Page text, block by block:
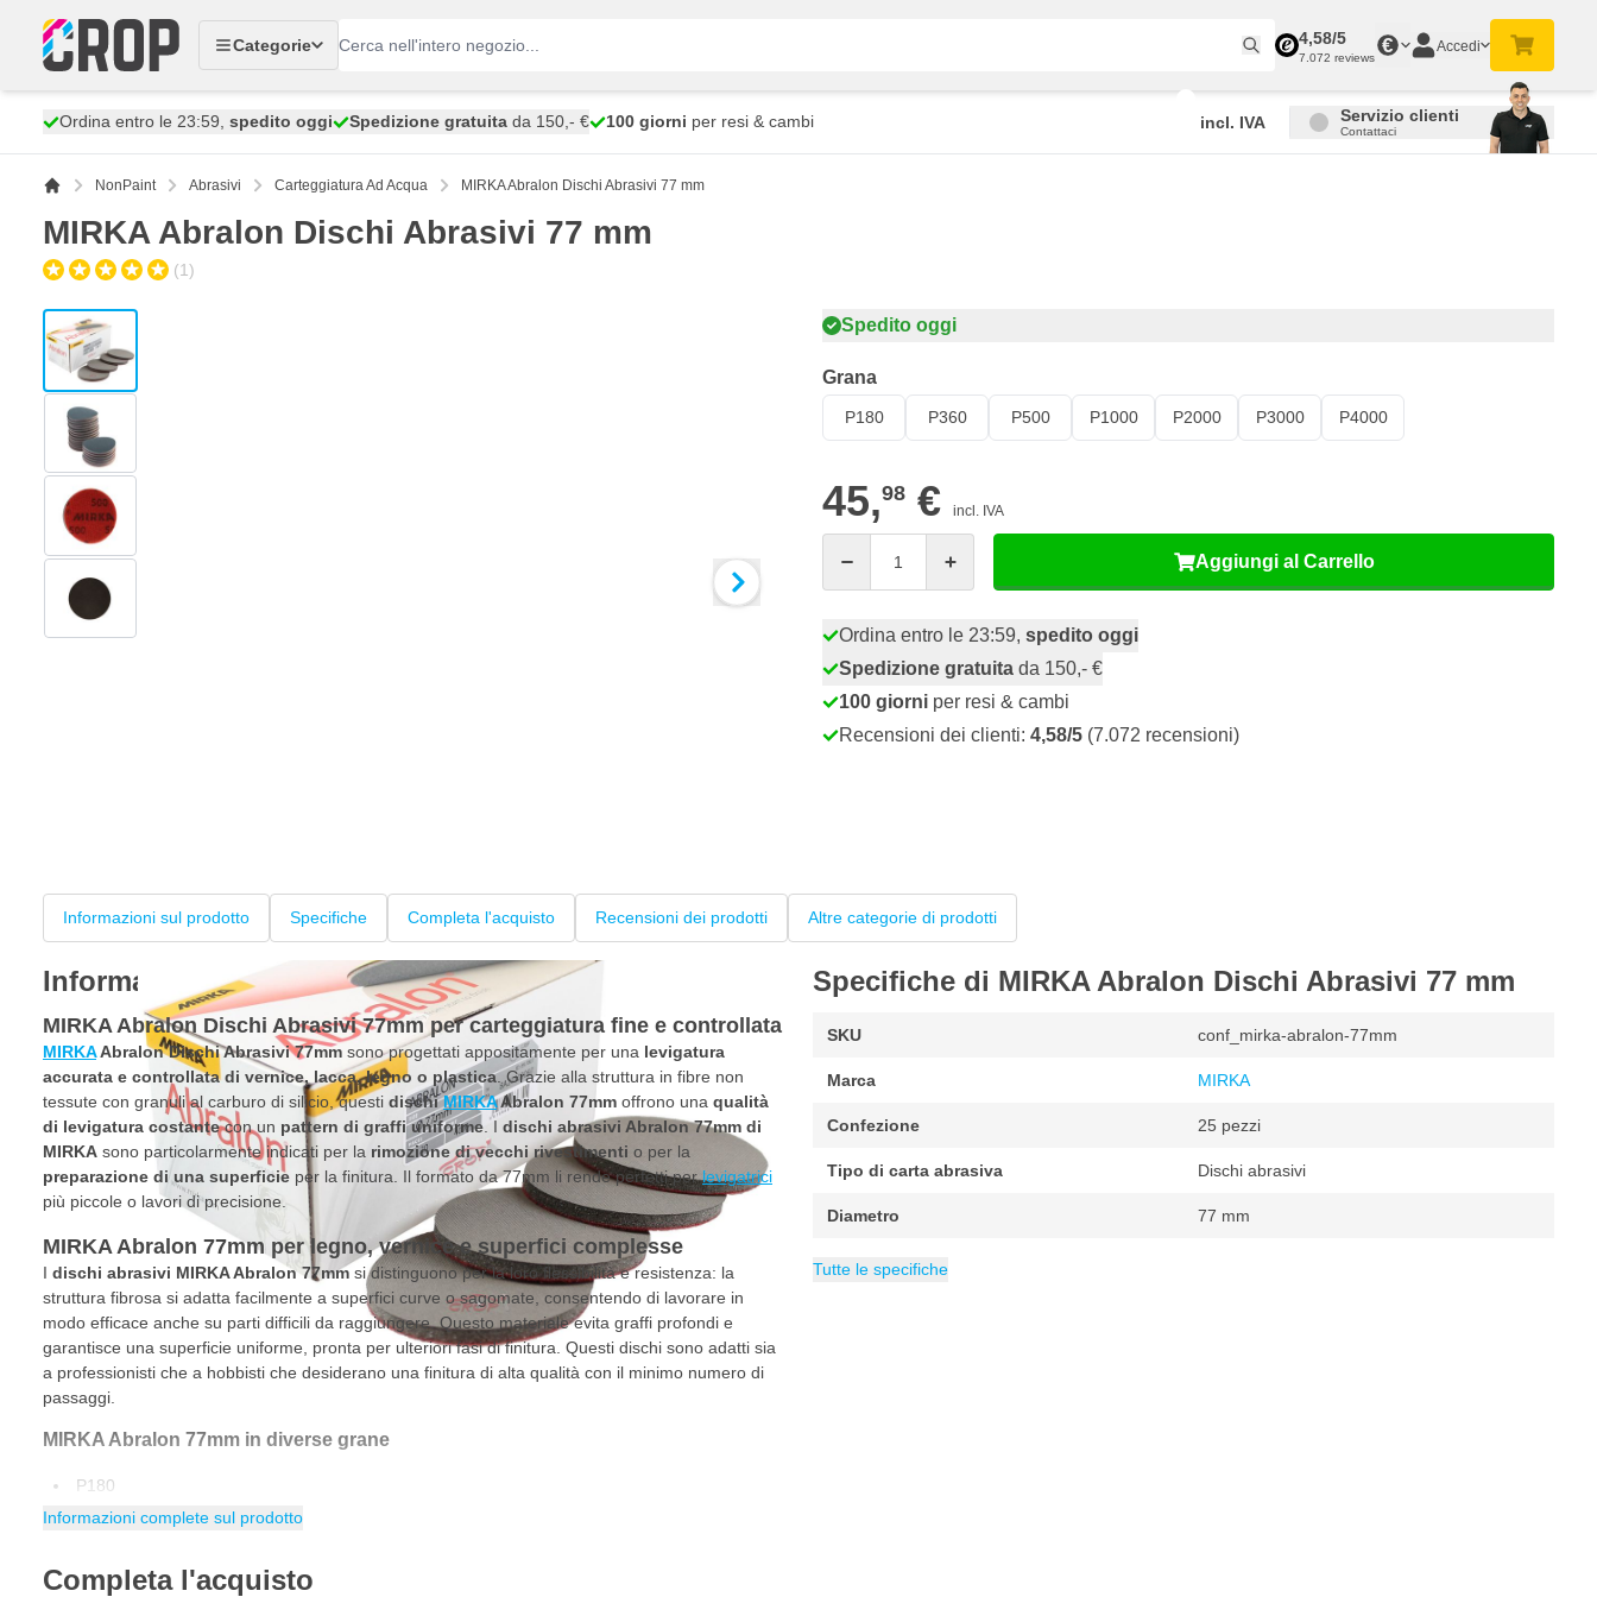
Categorie
4,58/5
7.072 reviews
€ Accedi
Ordina entro le 23:59, spedito oggi Spedizione gratuita da 150,- € 100 giorni per resi & cambi incl. IVA Servizio clienti
Contattaci
NonPaint Abrasivi Carteggiatura Ad Acqua MIRKA Abralon Dischi Abrasivi 77 mm
MIRKA Abralon Dischi Abrasivi 77 mm
(1)
View larger image
View larger image
View larger image
Spedito oggi
Grana
P180 P360 P500 P1000 P2000 P3000 P4000
45,98 € incl. IVA
Aggiungi al Carrello
Ordina entro le 23:59, spedito oggi
Spedizione gratuita da 150,- €
100 giorni per resi & cambi
Recensioni dei clienti: 4,58/5 (7.072 recensioni)
Informazioni sul prodotto Specifiche Completa l'acquisto Recensioni dei prodotti Altre categorie di prodotti
Informazioni sul prodotto
MIRKA Abralon Dischi Abrasivi 77mm per carteggiatura fine e controllata
MIRKAAbralon Dischi Abrasivi 77mm sono progettati appositamente per una levigatura
accurata e controllata di vernice, lacca, legno o plastica. Grazie alla struttura in fibre non
tessute con granuli al carburo di silicio, questi dischiMIRKAAbralon 77mm offrono una qualità
di levigatura costantecon un pattern di graffi uniforme . I dischi abrasivi Abralon 77mm di
MIRKA sono particolarmente indicati per la rimozione di vecchi rivestimenti o per la
preparazione di una superficie per la finitura. Il formato da 77mm li rende perfetti perlevigatrici
più piccole o lavori di precisione.
MIRKA Abralon 77mm per legno, vernice e superfici complesse
I dischi abrasivi MIRKA Abralon 77mm si distinguono per la loro flessibilità e resistenza: la
struttura fibrosa si adatta facilmente a superfici curve o sagomate, consentendo di lavorare in
modo efficace anche su parti difficili da raggiungere. Questo materiale evita graffi profondi e
garantisce una superficie uniforme, pronta per ulteriori fasi di finitura. Questi dischi sono adatti sia
a professionisti che a hobbisti che desiderano una finitura di alta qualità con il minimo numero di
passaggi.
MIRKA Abralon 77mm in diverse grane
P180
P360
P1000
Informazioni complete sul prodotto
Specifiche di MIRKA Abralon Dischi Abrasivi 77 mm
SKU conf_mirka-abralon-77mm
Marca MIRKA
Confezione 25 pezzi
Tipo di carta abrasiva Dischi abrasivi
Diametro 77 mm
Tipo di levigatrice
Adatto per
Categoria
Tutte le specifiche
Completa l'acquisto